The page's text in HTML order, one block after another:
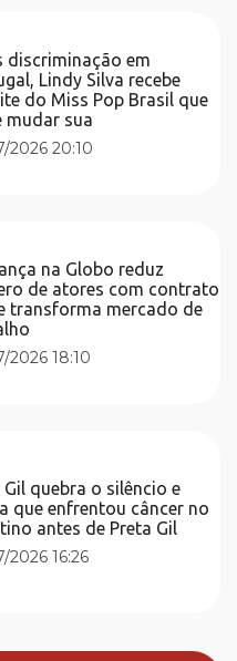
discriminação em
Lindy Silva recebe
do Miss Pop Brasil que
mudar sua
2026 20:10
na Globo reduz
de atores com contrato
transforma mercado de
2026 18:10
Gil quebra o silêncio e
que enfrentou câncer no
antes de Preta Gil
2026 16:26